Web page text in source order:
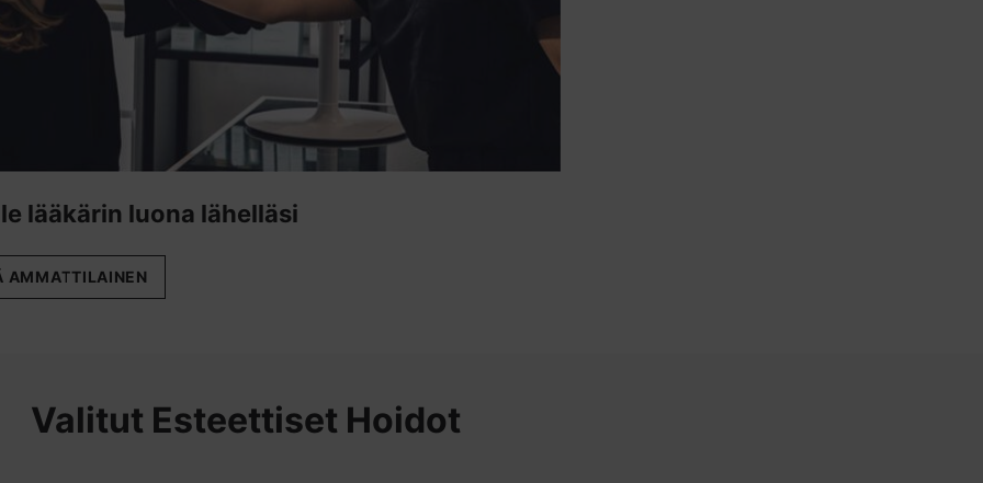
lääkärin luona lähelläsi
AMMATTILAINEN
Valitut Esteettiset Hoidot